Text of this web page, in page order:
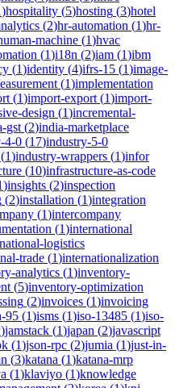
)hospitality (5)hosting (3)hotel
(2)hr-automation (1)hr-
machine (1)hvac
(1)i18n (2)iam (1)ibm
(1)identity (4)ifrs-15 (1)image-
(1)implementation
(1)import-export (1)import-
design (1)incremental-
gst (2)india-marketplace
4-0 (17)industry-5-0
(1)industry-wrappers (1)infor
(10)infrastructure-as-code
)insights (2)inspection
(2)installation (1)integration
(1)intercompany
(1)international
logistics
trade (1)internationalization
analytics (1)inventory-
(5)inventory-optimization
(2)invoices (1)invoicing
95 (1)isms (1)iso-13485 (1)iso-
)jamstack (1)japan (2)javascript
(1)json-rpc (2)jumia (1)just-in-
(3)katana (1)katana-mrp
(1)klaviyo (1)knowledge